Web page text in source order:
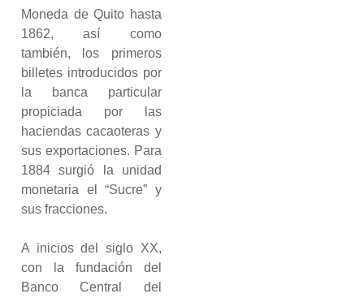
Moneda de Quito hasta
1862, así como
también, los primeros
billetes introducidos por
la banca particular
propiciada por las
haciendas cacaoteras y
sus exportaciones. Para
1884 surgió la unidad
monetaria el “Sucre” y
sus fracciones.
A inicios del siglo XX,
con la fundación del
Banco Central del